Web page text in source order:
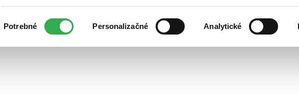
súhlasu
Potrebné Personalizačné Analytické